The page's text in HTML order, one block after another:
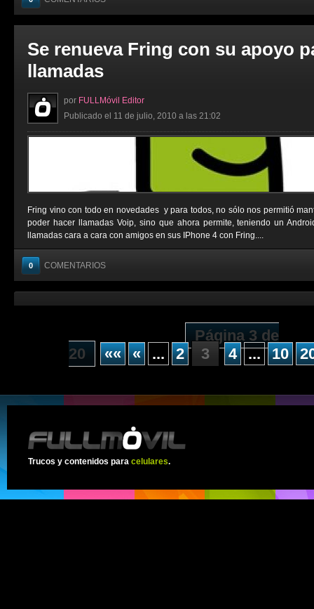
Se renueva Fring con su apoyo
llamadas
por FULLMóvil Editor
Publicado el 11 de julio, 2010 a las 21:02
Fring vino con todo en novedades y para todos, no sólo nos permitió
poder hacer llamadas Voip, sino que ahora permite, teniendo un
llamadas cara a cara con amigos en sus IPhone 4 con Fring....
0 COMENTARIOS
Página 3 de
20
«« « ... 2 3 4 ... 10
Trucos y contenidos para celulares.